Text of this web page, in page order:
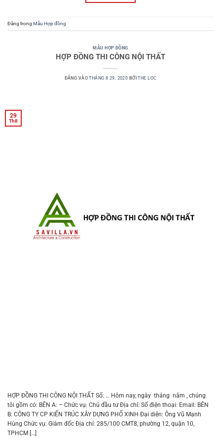
Đăng trong Mẫu Hợp đồng
MẪU HỢP ĐỒNG
HỢP ĐỒNG THI CÔNG NỘI THẤT
ĐĂNG VÀOTHÁNG 8 29, 2020 BỞITHE LOC
29
Th8
HỢP ĐỒNG THI CÔNG NỘI THẤT Số: … Hôm nay, ngày tháng năm , chúng
tôi gồm có: BÊN A: – Chức vụ: Chủ đầu tư Địa chỉ: Số điện thoại: Email: BÊN
B: CÔNG TY CP KIẾN TRÚC XÂY DỰNG PHỐ XINH Đại diện: Ông Vũ Mạnh
Hùng Chức vụ: Giám đốc Địa chỉ: 285/100 CMT8, phường 12, quận 10,
TPHCM […]